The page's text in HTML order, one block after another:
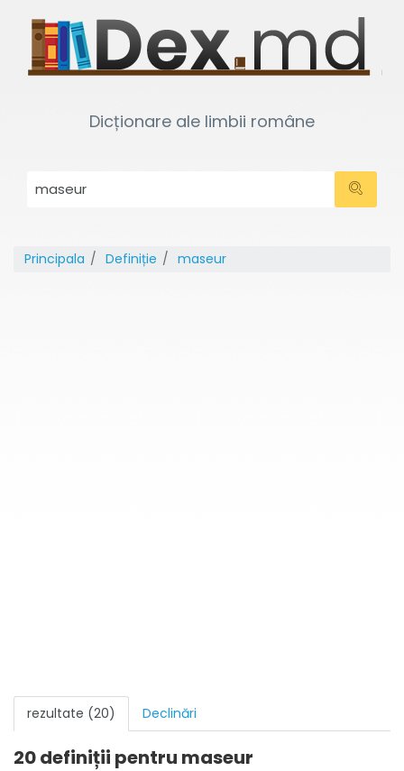
Dicționare ale limbii române
Principala Definiție maseur
rezultate (20) Declinări
20 definiții pentru maseur